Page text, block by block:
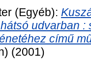
(Egyéb):
udvarban
című
(2001)